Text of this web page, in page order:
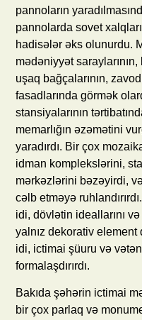
pannoların
pannolarda sovet
hadisələr əks olunurdu.
mədəniyyət
uşaq bağçalarının,
fasadlarında görmək
stansiyalarının
memarlığın əzəmətini
yaradırdı. Bir çox
idman komplekslərini,
mərkəzlərini bəzəyirdi,
cəlb etməyə
idi, dövlətin ideallarını
yalnız dekorativ
idi, ictimai şüuru və
formalaşdırırdı.
Bakıda şəhərin ictimai
bir çox parlaq və